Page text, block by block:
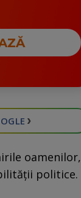
›
oamenilor,
politice.